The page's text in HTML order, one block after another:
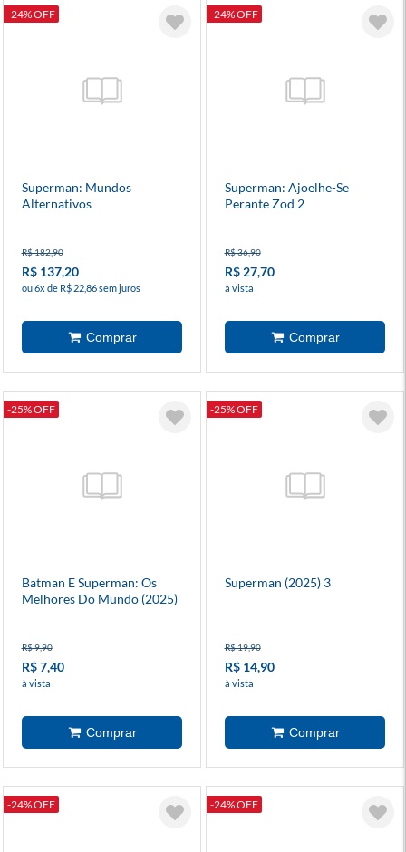
-24% OFF
Superman: Mundos
Alternativos
R$ 182,90
R$ 137,20
ou 6x de R$ 22,86 sem juros
-24% OFF
Superman: Ajoelhe-Se
Perante Zod 2
R$ 36,90
R$ 27,70
à vista
-25% OFF
Batman E Superman: Os
Melhores Do Mundo (2025)
R$ 9,90
R$ 7,40
à vista
-25% OFF
Superman (2025) 3
R$ 19,90
R$ 14,90
à vista
-24% OFF -24% OFF